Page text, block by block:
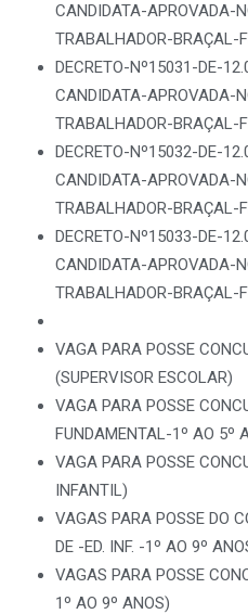
CANDIDATA-APROVADA-
TRABALHADOR-BRAÇAL-
DECRETO-Nº15031-DE-
CANDIDATA-APROVADA-
TRABALHADOR-BRAÇAL-
DECRETO-Nº15032-DE-
CANDIDATA-APROVADA-
TRABALHADOR-BRAÇAL-
DECRETO-Nº15033-DE-
CANDIDATA-APROVADA-
TRABALHADOR-BRAÇAL-
VAGA PARA POSSE
(SUPERVISOR ESCOLAR)
VAGA PARA POSSE
FUNDAMENTAL-1º AO 5º
VAGA PARA POSSE
INFANTIL)
VAGAS PARA POSSE DO
DE -ED. INF. -1º AO 9º
VAGAS PARA POSSE
1º AO 9º ANOS)